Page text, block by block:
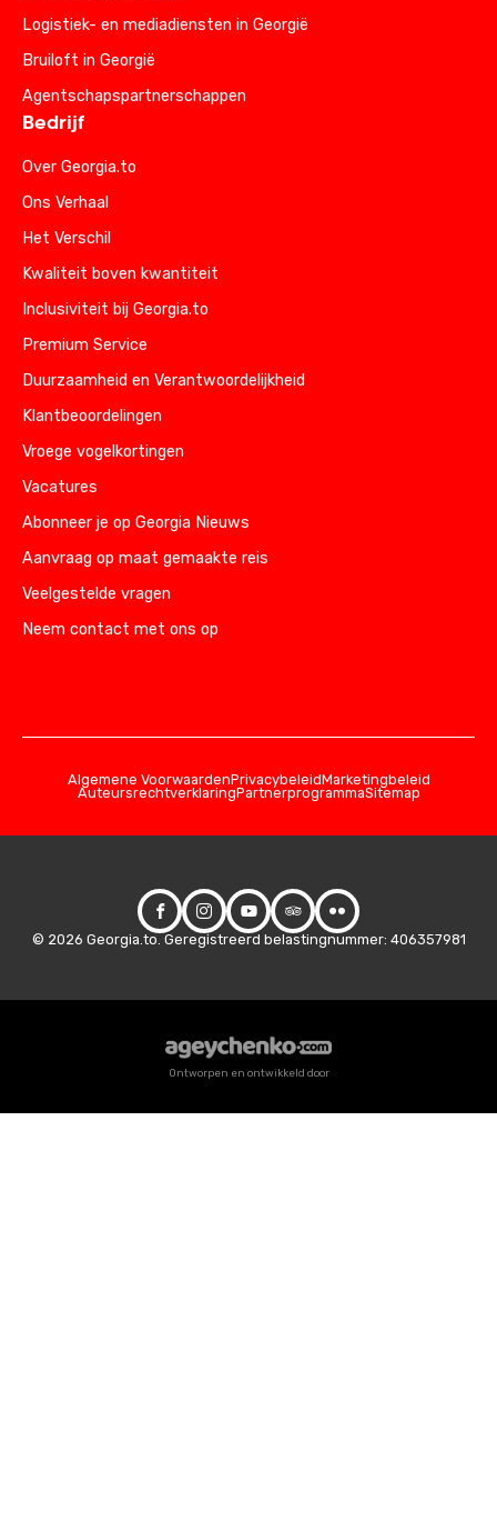
Logistiek- en mediadiensten in Georgië
Bruiloft in Georgië
Agentschapspartnerschappen
Bedrijf
Over Georgia.to
Ons Verhaal
Het Verschil
Kwaliteit boven kwantiteit
Inclusiviteit bij Georgia.to
Premium Service
Duurzaamheid en Verantwoordelijkheid
Klantbeoordelingen
Vroege vogelkortingen
Vacatures
Abonneer je op Georgia Nieuws
Aanvraag op maat gemaakte reis
Veelgestelde vragen
Neem contact met ons op
Algemene VoorwaardenPrivacybeleidMarketingbeleid
AuteursrechtverklaringPartnerprogrammaSitemap
© 2026 Georgia.to. Geregistreerd belastingnummer: 406357981
Ontworpen en ontwikkeld door